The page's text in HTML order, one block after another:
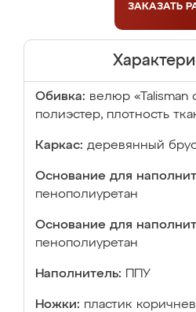
ЗАКАЗАТЬ
Обивка: велюр «Talisman
полиэстер, плотность
Каркас: деревянный
Основание для
пенополиуретан
Основание для
пенополиуретан
Наполнитель: ППУ
Ножки: пластик